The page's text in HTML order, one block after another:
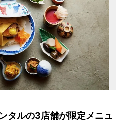
タルの3店舗が限定メニュ